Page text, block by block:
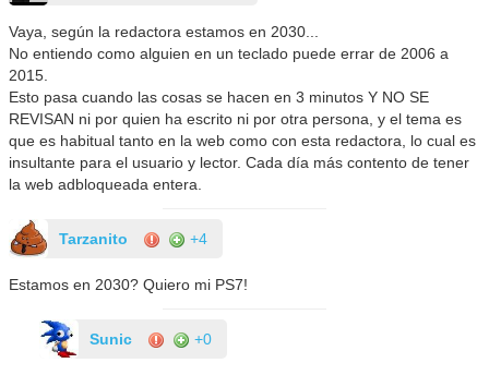
Vaya, según la redactora estamos en 2030...
No entiendo como alguien en un teclado puede errar de 2006 a
2015.
Esto pasa cuando las cosas se hacen en 3 minutos Y NO SE
REVISAN ni por quien ha escrito ni por otra persona, y el tema es
que es habitual tanto en la web como con esta redactora, lo cual es
insultante para el usuario y lector. Cada día más contento de tener
la web adbloqueada entera.
Tarzanito +4
Estamos en 2030? Quiero mi PS7!
Sunic +0